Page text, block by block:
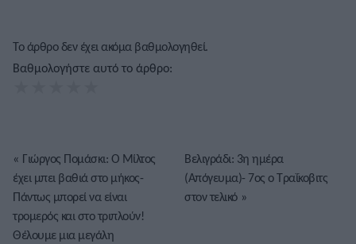
Το άρθρο δεν έχει ακόμα βαθμολογηθεί.
Βαθμολογήστε αυτό το άρθρο:
« Γιώργος Πομάσκι: Ο Μίλτος
έχει μπει βαθιά στο μήκος-
Πάντως μπορεί να είναι
τρομερός και στο τριπλούν!
Θέλουμε μια μεγάλη
Βελιγράδι: 3η ημέρα
(Απόγευμα)- 7ος ο Τραΐκοβιτς
στον τελικό»